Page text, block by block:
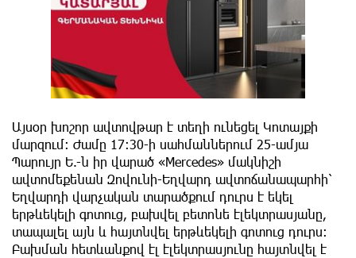
Այսօր խոշոր ավտովթար է տեղի ունեցել Կոտայքի
մարզում։ Ժամը 17:30-ի սահմաններում 25-ամյա
Պարույր Ե.-ն իր վարած «Mercedes» մակնիշի
ավտոմեքենան Զովունի-Եղվարդ ավտոճանապարհի՝
Եղվարդի վարչական տարածքում դուրս է եկել
երթևեկելի գոտուց, բախվել բետոնե էլեկտրասյանը,
տապալել այն և հայտնվել երթևեկելի գոտուց դուրս։
Բախման հետևանքով էլ էլեկտրասյունը հայտնվել է